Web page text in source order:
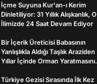
İçme Suyuna Kur'an-ı Kerim
Dinletiliyor: 31 Yıllık Alışkanlık, O
İlimizde 24 Saat Devam Ediyor
Bir İçerik Üreticisi Babasının
Yanlışlıkla Aldığı Taşlık Araziden
Yıllar İçinde Orman Yaratmasını
Türkiye Gezisi Sırasında İlk Kez